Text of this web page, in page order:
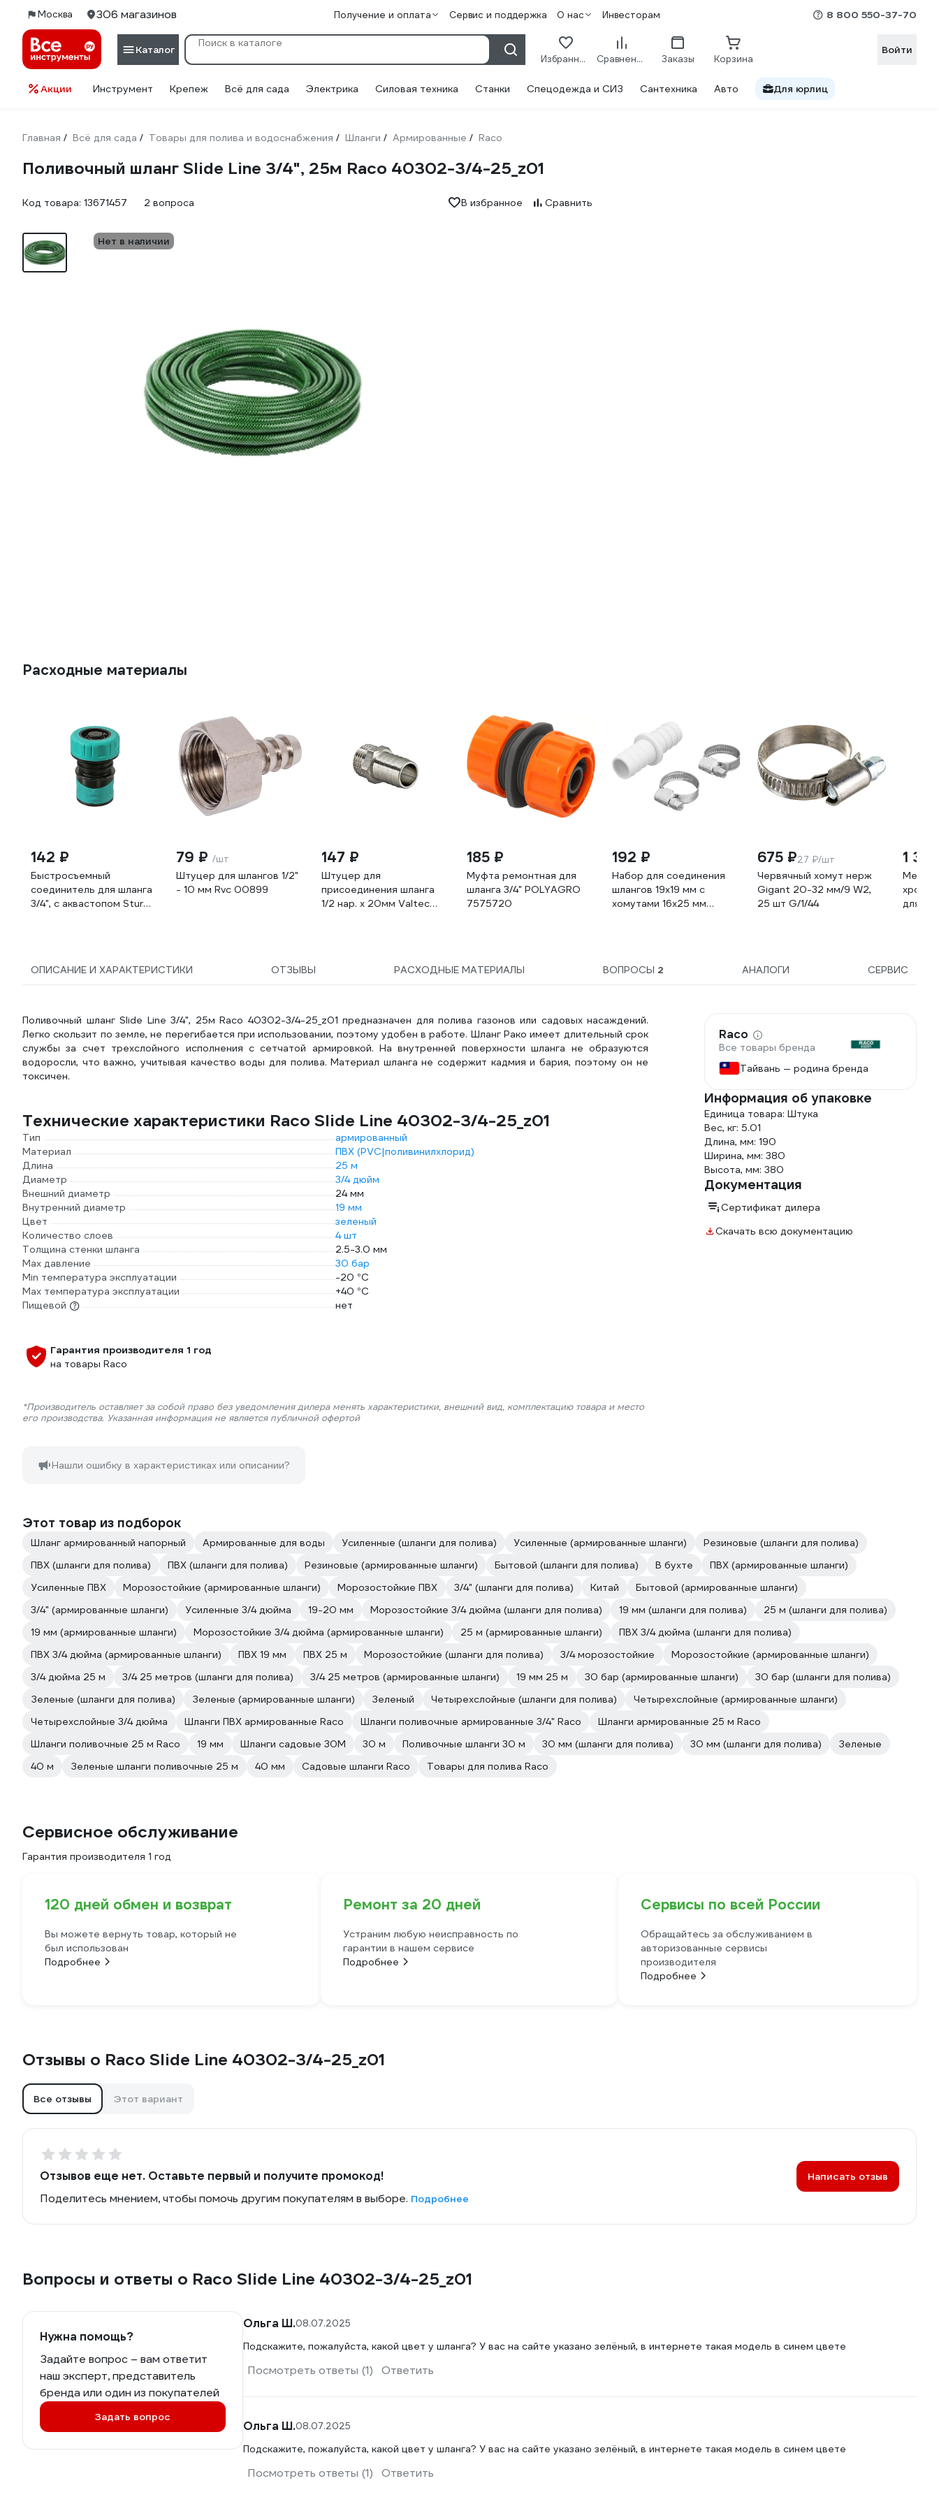
Москва 306 магазинов Получение и оплата Сервис и поддержка О нас Инвесторам 8 800 550-37-70
Каталог
Избранное Сравнение Заказы Корзина
Войти
Акции Инструмент Крепеж Всё для сада Электрика Силовая техника Станки Спецодежда и СИЗ Сантехника Авто Для юрлиц
Главная / Всё для сада / Товары для полива и водоснабжения / Шланги / Армированные / Raco
Поливочный шланг Slide Line 3/4", 25м Raco 40302-3/4-25_z01
Код товара: 13671457 2 вопроса В избранное Сравнить
Нет в наличии
Расходные материалы
142 ₽
Быстросъемный
соединитель для шланга
3/4", с аквастопом Sturm
79 ₽ /шт
Штуцер для шлангов 1/2"
- 10 мм Rvc 00899
147 ₽
Штуцер для
присоединения шланга
1/2 нар. х 20мм Valtec
185 ₽
Муфта ремонтная для
шланга 3/4" POLYAGRO
7575720
192 ₽
Набор для соединения
шлангов 19x19 мм с
хомутами 16х25 мм
675 ₽27 ₽/шт
Червячный хомут нерж
Gigant 20-32 мм/9 W2,
25 шт G/1/44
1
для
ОПИСАНИЕ И ХАРАКТЕРИСТИКИ ОТЗЫВЫ РАСХОДНЫЕ МАТЕРИАЛЫ ВОПРОСЫ 2 АНАЛОГИ СЕРВИС
Поливочный шланг Slide Line 3/4", 25м Raco 40302-3/4-25_z01 предназначен для полива газонов или садовых насаждений.
Легко скользит по земле, не перегибается при использовании, поэтому удобен в работе. Шланг Рако имеет длительный срок
службы за счет трехслойного исполнения с сетчатой армировкой. На внутренней поверхности шланга не образуются
водоросли, что важно, учитывая качество воды для полива. Материал шланга не содержит кадмия и бария, поэтому он не
токсичен.
Технические характеристики Raco Slide Line 40302-3/4-25_z01
Тип
армированный
Материал
ПВХ (PVC|поливинилхлорид)
Длина
25 м
Диаметр
3/4 дюйм
Внешний диаметр
24 мм
Внутренний диаметр
19 мм
Цвет
зеленый
Количество слоев
4 шт
Толщина стенки шланга
2.5-3.0 мм
Max давление
30 бар
Min температура эксплуатации
-20 °С
Мах температура эксплуатации
+40 °С
Пищевой
нет
Гарантия производителя 1 год
на товары Raco
*Производитель оставляет за собой право без уведомления дилера менять характеристики, внешний вид, комплектацию товара и место
его производства. Указанная информация не является публичной офертой
Нашли ошибку в характеристиках или описании?
Raco
Все товары бренда
Тайвань — родина бренда
Информация об упаковке
Единица товара: Штука
Вес, кг: 5.01
Длина, мм: 190
Ширина, мм: 380
Высота, мм: 380
Документация
Сертификат дилера
Скачать всю документацию
Этот товар из подборок
Шланг армированный напорный Армированные для воды Усиленные (шланги для полива) Усиленные (армированные шланги)
Резиновые (шланги для полива)
ПВХ (шланги для полива)
ПВХ (шланги для полива) Резиновые (армированные шланги) Бытовой (шланги для полива) В бухте
ПВХ (армированные шланги)
Усиленные ПВХ
Морозостойкие (армированные шланги) Морозостойкие ПВХ 3/4" (шланги для полива) Китай
Бытовой (армированные шланги)
3/4" (армированные шланги)
Усиленные 3/4 дюйма 19-20 мм Морозостойкие 3/4 дюйма (шланги для полива) 19 мм (шланги для полива)
25 м (шланги для полива)
19 мм (армированные шланги)
Морозостойкие 3/4 дюйма (армированные шланги) 25 м (армированные шланги)
ПВХ 3/4 дюйма (шланги для полива)
ПВХ 3/4 дюйма (армированные шланги)
ПВХ 19 мм ПВХ 25 м Морозостойкие (шланги для полива) 3/4 морозостойкие
Морозостойкие (армированные шланги)
3/4 дюйма 25 м
3/4 25 метров (шланги для полива) 3/4 25 метров (армированные шланги) 19 мм 25 м 30 бар (армированные шланги)
30 бар (шланги для полива)
Зеленые (шланги для полива)
Зеленые (армированные шланги) Зеленый Четырехслойные (шланги для полива)
Четырехслойные (армированные шланги)
Четырехслойные 3/4 дюйма
Шланги ПВХ армированные Raco Шланги поливочные армированные 3/4" Raco
Шланги армированные 25 м Raco
Шланги поливочные 25 м Raco
19 мм Шланги садовые 30М 30 м Поливочные шланги 30 м 30 мм (шланги для полива) 30 мм (шланги для полива)
Зеленые
40 м
Зеленые шланги поливочные 25 м 40 мм Садовые шланги Raco Товары для полива Raco
Сервисное обслуживание
Гарантия производителя 1 год
120 дней обмен и возврат
Вы можете вернуть товар, который не
был использован
Подробнее
Ремонт за 20 дней
Устраним любую неисправность по
гарантии в нашем сервисе
Подробнее
Сервисы по всей России
Обращайтесь за обслуживанием в
авторизованные сервисы
производителя
Подробнее
Отзывы о Raco Slide Line 40302-3/4-25_z01
Все отзывы Этот вариант
Отзывов еще нет. Оставьте первый и получите промокод!
Поделитесь мнением, чтобы помочь другим покупателям в выборе. Подробнее
Написать отзыв
Вопросы и ответы о Raco Slide Line 40302-3/4-25_z01
Нужна помощь?
Задайте вопрос – вам ответит
наш эксперт, представитель
бренда или один из покупателей
Задать вопрос
Ольга Ш.08.07.2025
Подскажите, пожалуйста, какой цвет у шланга? У вас на сайте указано зелёный, в интернете такая модель в синем цвете
Посмотреть ответы (1) Ответить
Ольга Ш.08.07.2025
Подскажите, пожалуйста, какой цвет у шланга? У вас на сайте указано зелёный, в интернете такая модель в синем цвете
Посмотреть ответы (1) Ответить